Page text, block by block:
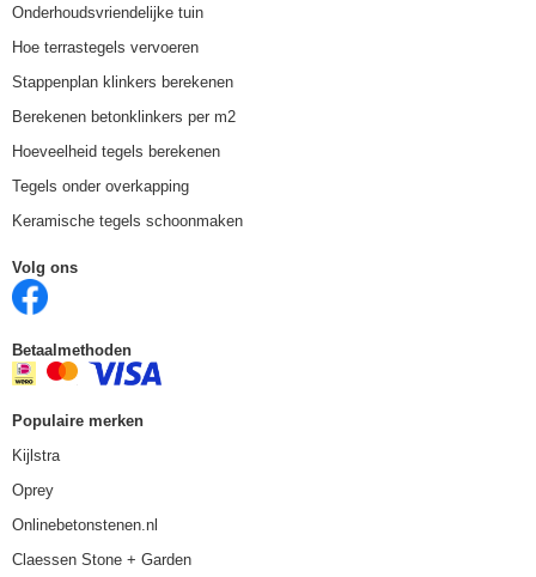
Onderhoudsvriendelijke tuin
Hoe terrastegels vervoeren
Stappenplan klinkers berekenen
Berekenen betonklinkers per m2
Hoeveelheid tegels berekenen
Tegels onder overkapping
Keramische tegels schoonmaken
Volg ons
Betaalmethoden
Populaire merken
Kijlstra
Oprey
Onlinebetonstenen.nl
Claessen Stone + Garden